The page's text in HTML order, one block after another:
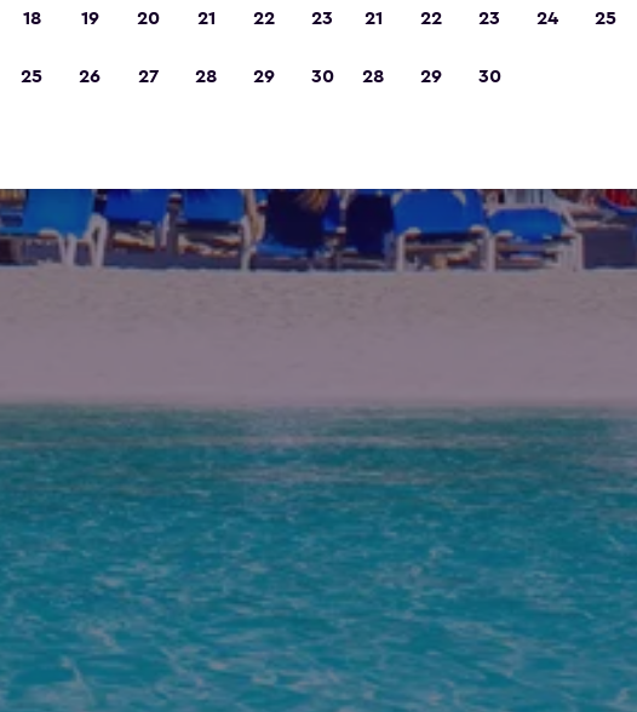
18 19 20 21 22 23
25 26 27 28 29 30
21 22 23 24 25
28 29 30